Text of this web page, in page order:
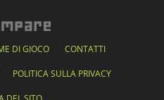
DI GIOCO CONTATTI
POLITICA SULLA PRIVACY